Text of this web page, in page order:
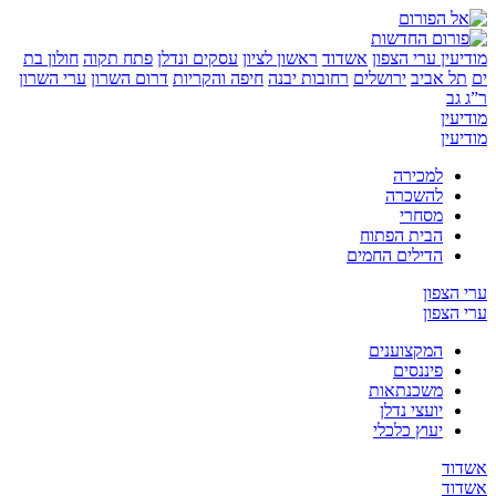
ערי הצפון אשדוד ראשון לציון עסקים ונדלן פתח תקוה חולון בת
אביב ירושלים רחובות יבנה חיפה והקריות דרום השרון ערי השרון
למכירה
להשכרה
מסחרי
הבית הפתוח
הדילים החמים
המקצוענים
פיננסים
משכנתאות
יועצי נדלן
יעוץ כלכלי